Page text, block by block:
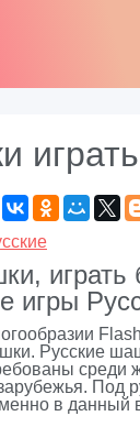
играть
игры
Русские
среди
Под
в данный